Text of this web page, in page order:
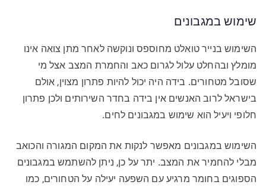
שימוש במגבונים
השימוש בנייר טואלט מחוספס ונוקשה לאחר מתן צואה אינו
מומלץ ובהחלט עלול לגרום כאב והחמרת המצב אצל מי
שסובל מטחורים. בידה היה יכול להיות פתרון מצוין, אולם
בישראל לרוב האנשים אין בידה בחדר השירותים ולכן פתרון
חלופי ויעיל הוא שימוש במגבונים לחים.
השימוש במגבונים מאפשר לנקות את המקום המגורה והכואב
מבלי להחמיר את המצב. יתר על כן, ניתן להשתמש במגבונים
הספוגים בחומר מרגיע עם השפעה יעילה על הטחורים, כמו